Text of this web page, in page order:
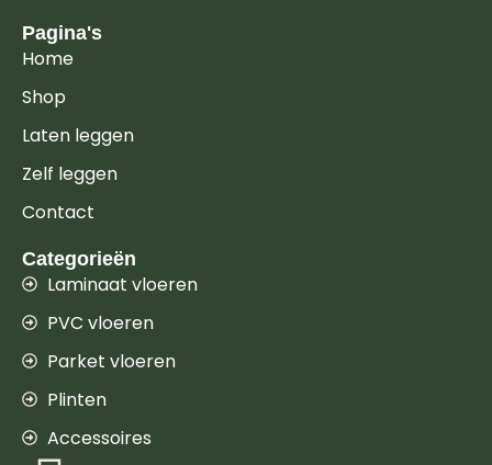
Pagina's
Home
Shop
Laten leggen
Zelf leggen
Contact
Categorieën
Laminaat vloeren
PVC vloeren
Parket vloeren
Plinten
Accessoires